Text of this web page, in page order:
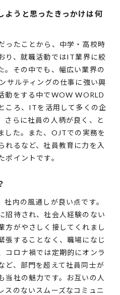
うと思ったきっかけは何
ったことから、中学・高校時
り、就職活動ではIT業界に絞
。その中でも、幅広い業界の
サルティングの仕事に強い興
動をする中でWOW WORLD
ころ、ITを活用して多くの企
さらに社員の人柄が良く、と
した。また、OJTでの実務を
れるなど、社員教育に力を入
ポイントです。
内の風通しが良い点です。
招待され、社会人経験のない
方がやさしく接してくれまし
張することなく、職場になじ
コロナ禍では定期的にオンラ
ど、部門を超えて社員同士が
当社の魅力です。お互いの人
スのないスムーズなコミュニ